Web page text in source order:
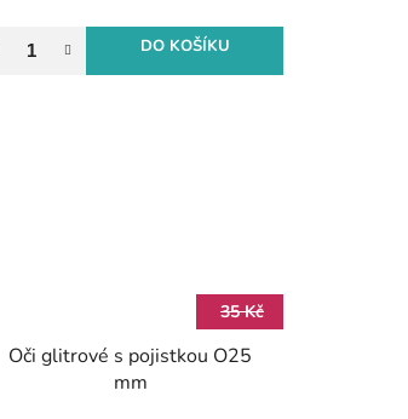
DO KOŠÍKU
35 Kč
Oči glitrové s pojistkou O25
mm